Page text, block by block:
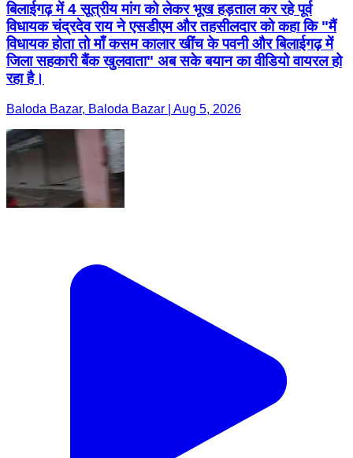
बिलाईगढ़ में 4 सूत्रीय मांग को लेकर भूख हड़ताल कर रहे पूर्व
विधायक चंद्रदेव राय ने एसडीएम और तहसीलदार को कहा कि "मैं
विधायक होता तो माँ कसम कालार खींच के पवनी और बिलाईगढ़ में
जिला सहकारी बैंक खुलवाता" अब सके बयान का वीडियो वायरल हो
रहा है।
Baloda Bazar, Baloda Bazar | Aug 5, 2026